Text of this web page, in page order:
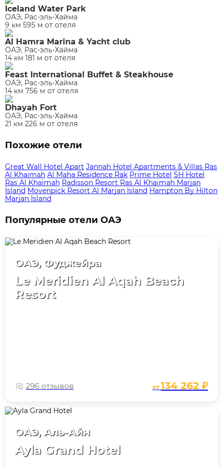
Iceland Water Park
ОАЭ, Рас-эль-Хайма
9 км 595 м от отеля
Al Hamra Marina & Yacht club
ОАЭ, Рас-эль-Хайма
14 км 181 м от отеля
Feast International Buffet & Steakhouse
ОАЭ, Рас-эль-Хайма
14 км 756 м от отеля
Dhayah Fort
ОАЭ, Рас-эль-Хайма
21 км 226 м от отеля
Похожие отели
Great Wall Hotel Apart Jannah Hotel Apartments & Villas Ras
Al Khaimah Al Maha Residence Rak Prime Hotel SH Hotel
Ras Al Khaimah Radisson Resort Ras Al Khaimah Marjan
Island Movenpick Resort Al Marjan Island Hampton By Hilton
Marjan Island
Популярные отели ОАЭ
ОАЭ, Фуджейра
Le Meridien Al Aqah Beach
Resort
296 отзывов от134 262 ₽
ОАЭ, Аль-Айн
Ayla Grand Hotel